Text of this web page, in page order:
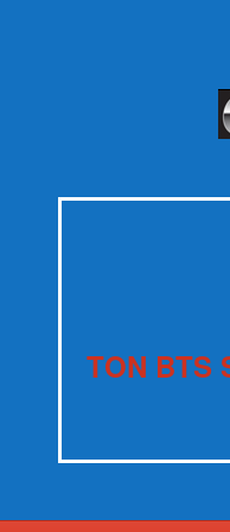
TON BTS